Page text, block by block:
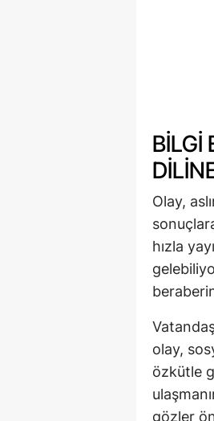
BILGI
Olay,
hızla
olay,
özkütle
gözler